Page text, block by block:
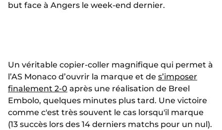
but face à Angers le week-end dernier.
Un véritable copier-coller magnifique qui permet à
l’AS Monaco d’ouvrir la marque et de s’imposer
finalement 2-0 après une réalisation de Breel
Embolo, quelques minutes plus tard. Une victoire
comme c'est très souvent le cas lorsqu'il marque
(13 succès lors des 14 derniers matchs pour un nul).